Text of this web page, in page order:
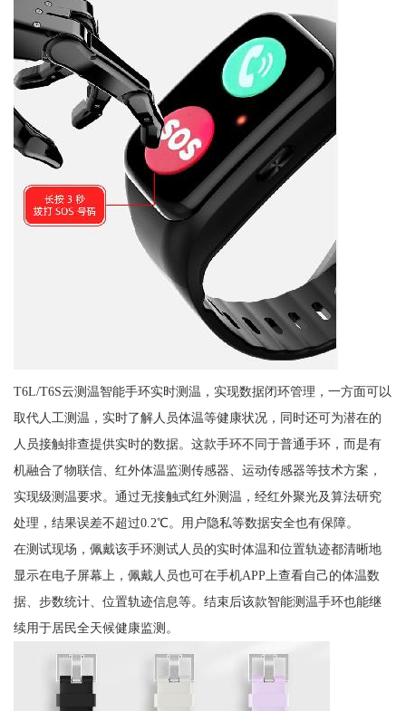
T6L/T6S云测温智能手环实时测温，实现数据闭环管理，一方面可以
取代人工测温，实时了解人员体温等健康状况，同时还可为潜在的
人员接触排查提供实时的数据。这款手环不同于普通手环，而是有
机融合了物联信、红外体温监测传感器、运动传感器等技术方案，
实现级测温要求。通过无接触式红外测温，经红外聚光及算法研究
处理，结果误差不超过0.2℃。用户隐私等数据安全也有保障。
在测试现场，佩戴该手环测试人员的实时体温和位置轨迹都清晰地
显示在电子屏幕上，佩戴人员也可在手机APP上查看自己的体温数
据、步数统计、位置轨迹信息等。结束后该款智能测温手环也能继
续用于居民全天候健康监测。